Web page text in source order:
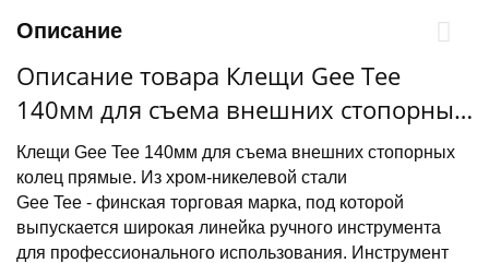
Описание
Описание товара Клещи Gee Tee
140мм для съема внешних стопорных
колец прямые
Клещи Gee Tee 140мм для съема внешних стопорных
колец прямые. Из хром-никелевой стали
Gee Tee - финская торговая марка, под которой
выпускается широкая линейка ручного инструмента
для профессионального использования. Инструмент